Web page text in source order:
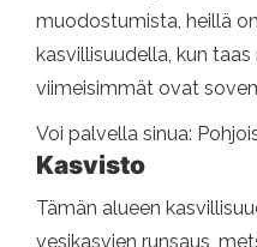
muodostumista, heillä
kasvillisuudella, kun
viimeisimmät ovat
Voi palvella sinua:
Kasvisto
Tämän alueen
vesikasvien runsaus,